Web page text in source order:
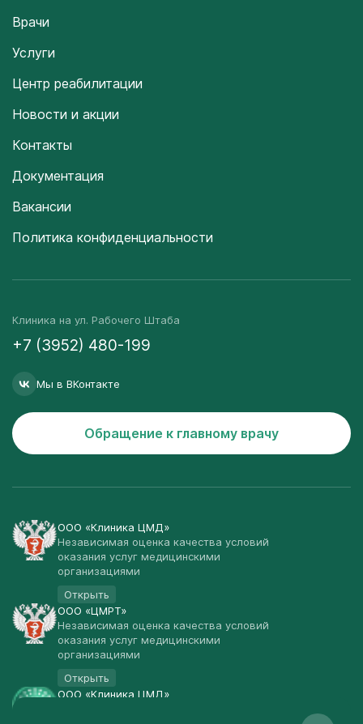
Врачи
Услуги
Центр реабилитации
Новости и акции
Контакты
Документация
Вакансии
Политика конфиденциальности
Клиника на ул. Рабочего Штаба
+7 (3952) 480-199
Мы в ВКонтакте
Обращение к главному врачу
ООО «Клиника ЦМД»
Независимая оценка качества условий
оказания услуг медицинскими
организациями
Открыть
ООО «ЦМРТ»
Независимая оценка качества условий
оказания услуг медицинскими
организациями
Открыть
ООО «Клиника ЦМД»